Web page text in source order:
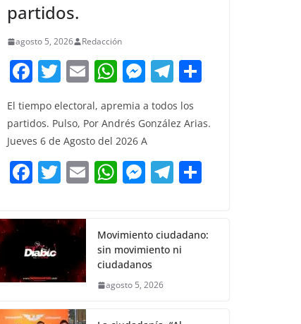
partidos.
agosto 5, 2026 Redacción
F
c
e
b
o
k
T
w
itt
er
E
m
ai
l
W
at
s
A
p
M
ss
e
n
g
T
el
e
a
m
m
El tiempo electoral, apremia a todos los
partidos. Pulso, Por Andrés González Arias.
Jueves 6 de Agosto del 2026 A
F
c
e
b
o
o
T
itt
er
E W
s
A
p
M
e
n
g
T
gr
a
p
Movimiento ciudadano:
sin movimiento ni
ciudadanos
agosto 5, 2026